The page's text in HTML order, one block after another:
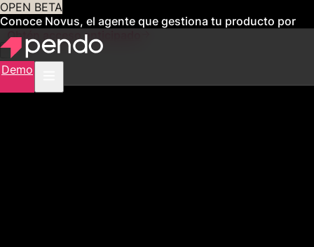
OPEN BETA
Conoce Novus, el agente que gestiona tu producto por
Obtén acceso anticipado
Demo